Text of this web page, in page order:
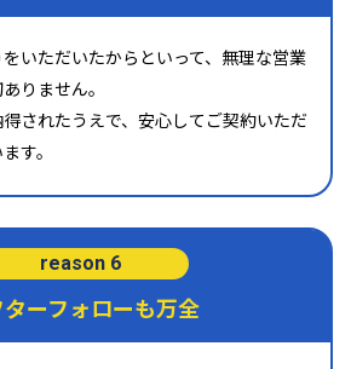
いただいたからといって、無理な営業
りません。
されたうえで、安心してご契約いただ
す。
reason 6
ターフォローも万全